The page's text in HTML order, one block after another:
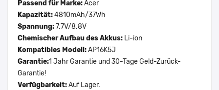
Passend für Marke:Acer
Kapazität:4810mAh/37Wh
Spannung:7.7V/8.8V
Chemischer Aufbau des Akkus: Li-ion
Kompatibles Modell:AP16K5J
Garantie:1 Jahr Garantie und 30-Tage Geld-Zurück-
Garantie!
Verfügbarkeit:Auf Lager.